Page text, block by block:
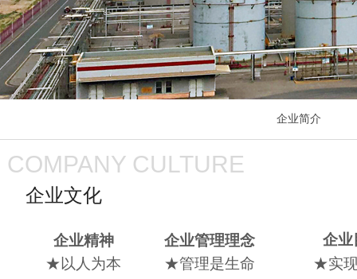
企业简介
COMPANY CULTURE
企业文化
企业
★实
企业管理理念
★管理是生命
企业精神
★以人为本